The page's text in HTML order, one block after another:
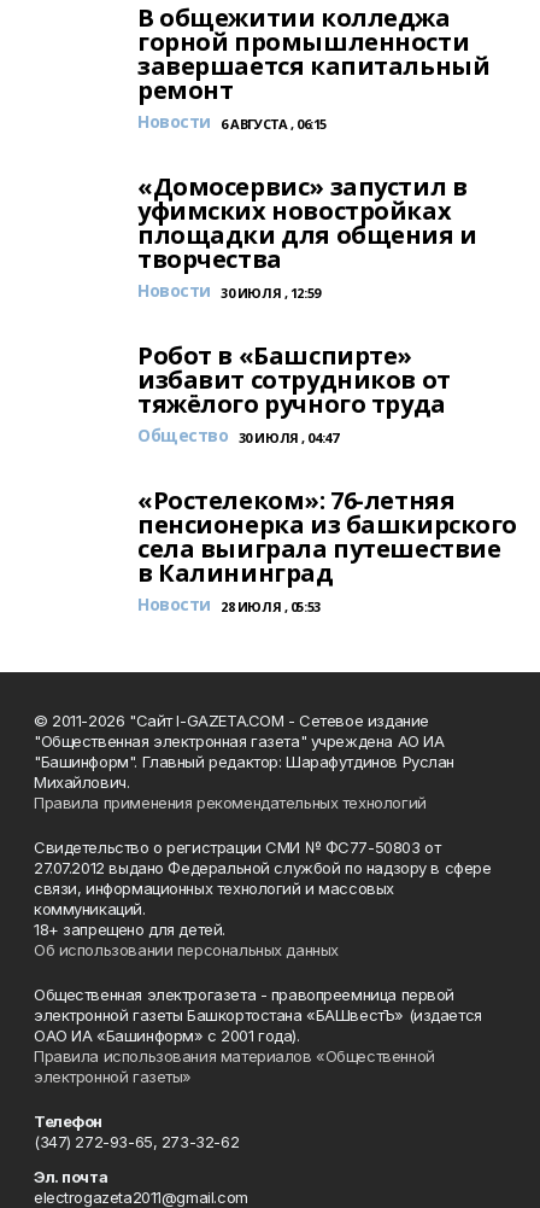
В общежитии колледжа
горной промышленности
завершается капитальный
ремонт
Новости 6 АВГУСТА , 06:15
«Домосервис» запустил в
уфимских новостройках
площадки для общения и
творчества
Новости 30 ИЮЛЯ , 12:59
Робот в «Башспирте»
избавит сотрудников от
тяжёлого ручного труда
Общество 30 ИЮЛЯ , 04:47
«Ростелеком»: 76-летняя
пенсионерка из башкирского
села выиграла путешествие
в Калининград
Новости 28 ИЮЛЯ , 05:53
© 2011-2026 "Сайт I-GAZETA.COM - Сетевое издание
"Общественная электронная газета" учреждена АО ИА
"Башинформ". Главный редактор: Шарафутдинов Руслан
Михайлович.
Правила применения рекомендательных технологий
Свидетельство о регистрации СМИ № ФС77-50803 от
27.07.2012 выдано Федеральной службой по надзору в сфере
связи, информационных технологий и массовых
коммуникаций.
18+ запрещено для детей.
Об использовании персональных данных
Общественная электрогазета - правопреемница первой
электронной газеты Башкортостана «БАШвестЪ» (издается
ОАО ИА «Башинформ» с 2001 года).
Правила использования материалов «Общественной
электронной газеты»
Телефон
(347) 272-93-65, 273-32-62
Эл. почта
electrogazeta2011@gmail.com